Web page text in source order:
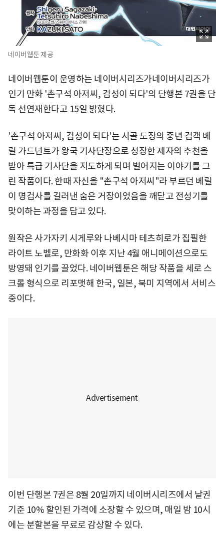
네이버웹툰 제공
네이버웹툰이 운영하는 네이버시리즈가네이버시리즈가
인기 만화 '촌구석 아저씨, 검성이 되다'의 단행본 7권을 단
독 선연재한다고 15일 밝혔다.
'촌구석 아저씨, 검성이 되다'는 시골 도장의 중년 검객 베
릴 가드넌트가 왕국 기사단장으로 성장한 제자의 추천을
받아 특급 기사단을 지도하게 되며 벌어지는 이야기를 그
린 작품이다. 한때 자신을 "촌구석 아저씨"라 부르던 베릴
이 명검사를 길러낸 숨은 거장이었음을 깨닫고 전성기를
맞이하는 과정을 담고 있다.
원작은 사가자키 시게루와 나베시마 테츠히로가 집필한
라이트 노벨로, 만화화 이후 지난 4월 애니메이션으로도
방영돼 인기를 끌었다. 네이버웹툰은 해당 작품을 세로 스
크롤 형식으로 리포맷해 한국, 일본, 북미 지역에서 서비스
중이다.
이번 단행본 7권은 8월 20일까지 네이버시리즈에서 낱권
기준 10% 할인된 가격에 소장할 수 있으며, 매일 밤 10시
에는 분할본을 무료로 감상할 수 있다.